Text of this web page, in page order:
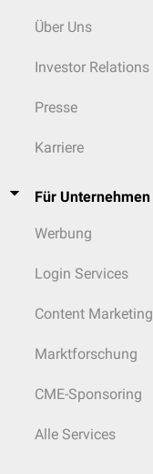
Über Uns
Investor Relations
Presse
Karriere
Für Unternehmen
Werbung
Login Services
Content Marketing
Marktforschung
CME-Sponsoring
Alle Services